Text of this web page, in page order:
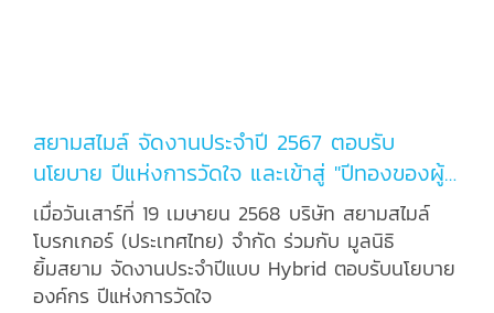
สยามสไมล์ จัดงานประจำปี 2567 ตอบรับ
นโยบาย ปีแห่งการวัดใจ และเข้าสู่ "ปีทองของผู้
ประกอบการ"
เมื่อวันเสาร์ที่ 19 เมษายน 2568 บริษัท สยามสไมล์
โบรกเกอร์ (ประเทศไทย) จำกัด ร่วมกับ มูลนิธิ
ยิ้มสยาม จัดงานประจำปีแบบ Hybrid ตอบรับนโยบาย
องค์กร ปีแห่งการวัดใจ